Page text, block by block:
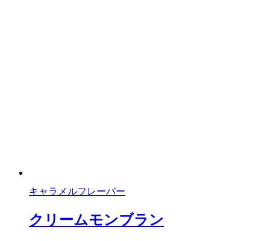
キャラメルフレーバー
クリームモンブラン